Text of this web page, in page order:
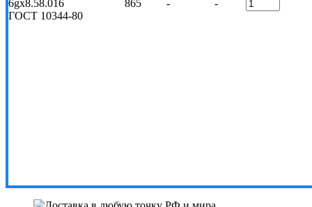
6gx8.58.016
ГОСТ 10344-80
865 - -